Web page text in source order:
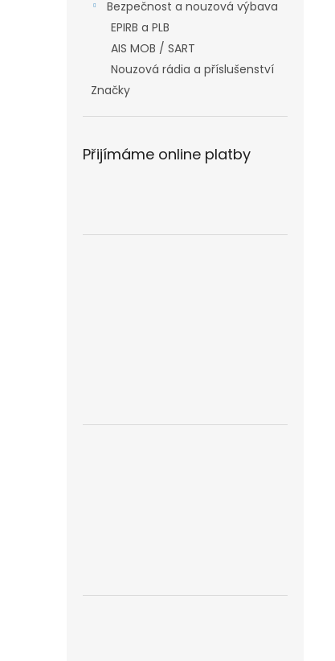
Bezpečnost a nouzová výbava
EPIRB a PLB
AIS MOB / SART
Nouzová rádia a příslušenství
Značky
Přijímáme online platby